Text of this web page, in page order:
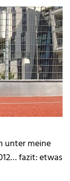
unter meine
fazit: etwas